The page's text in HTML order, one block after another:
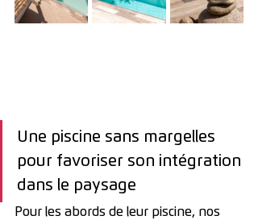
Une piscine sans margelles
pour favoriser son intégration
dans le paysage
Pour les abords de leur piscine, nos